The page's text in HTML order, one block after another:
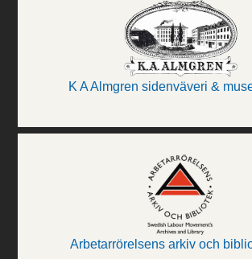
K A Almgren sidenväveri &
Arbetarrörelsens arkiv och